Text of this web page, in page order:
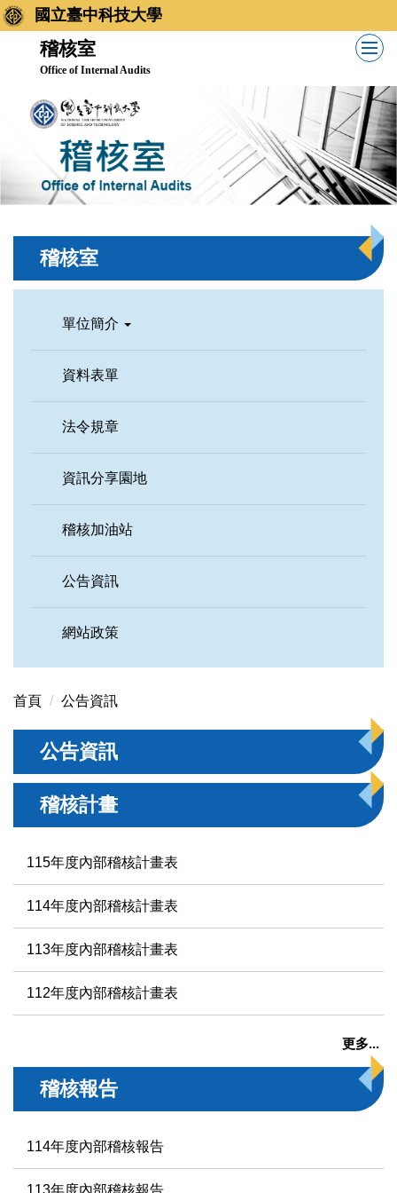
跳
到
國立臺中科技大學
稽核室
Office of Internal Audits
稽核室
單位簡介
資料表單
法令規章
資訊分享園地
稽核加油站
公告資訊
網站政策
首頁 公告資訊
公告資訊
稽核計畫
115年度內部稽核計畫表
114年度內部稽核計畫表
113年度內部稽核計畫表
112年度內部稽核計畫表
更多...
稽核報告
114年度內部稽核報告
113年度內部稽核報告